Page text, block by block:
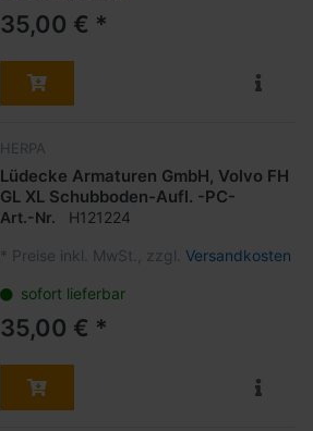
35,00 € *
HERPA
Lüdecke Armaturen GmbH, Volvo FH
GL XL Schubboden-Aufl. -PC-
Art.-Nr. H121224
* Preise inkl. MwSt., zzgl. Versandkosten
sofort lieferbar
35,00 € *